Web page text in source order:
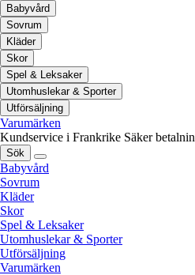
Babyvård
Sovrum
Kläder
Skor
Spel & Leksaker
Utomhuslekar & Sporter
Utförsäljning
Varumärken
Kundservice i Frankrike Säker
Sök
Babyvård
Sovrum
Kläder
Skor
Spel & Leksaker
Utomhuslekar & Sporter
Utförsäljning
Varumärken